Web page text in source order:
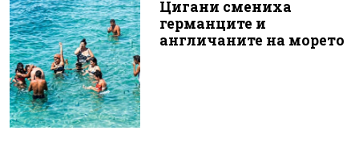
Цигани смениха
германците и
англичаните на морето